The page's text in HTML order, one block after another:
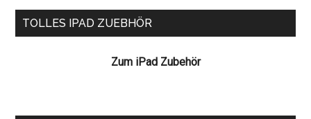
Seitenspalte
TOLLES IPAD ZUEBHÖR
Zum iPad Zubehör